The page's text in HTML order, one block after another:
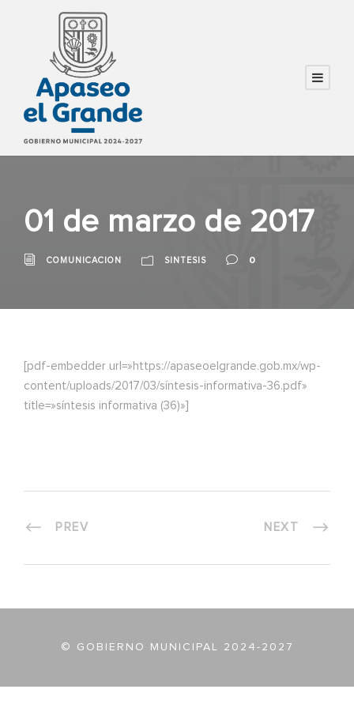
01 de marzo de 2017
COMUNICACION SINTESIS 0
[pdf-embedder url=»https://apaseoelgrande.gob.mx/wp-
content/uploads/2017/03/síntesis-informativa-36.pdf»
title=»síntesis informativa (36)»]
PREV NEXT
© GOBIERNO MUNICIPAL 2024-2027